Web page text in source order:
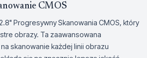
CMOS
Progresywny Skanowania CMOS, który
obrazy. Ta zaawansowana
skanowanie każdej linii obrazu